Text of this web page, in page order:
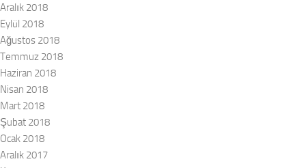
Aralık 2018
Eylül 2018
Ağustos 2018
Temmuz 2018
Haziran 2018
Nisan 2018
Mart 2018
Şubat 2018
Ocak 2018
Aralık 2017